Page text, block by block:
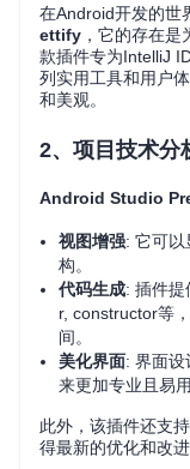
在Android开发的
ettify ，它的存在
款插件专为IntelliJ
列实用工具和用户
和美观。
2、项目技术分
Android Studio
视图增强: 它可
构。
代码生成: 插件
r, constructor等
间。
美化界面: 界面设
来更加专业且易用
此外，该插件还支
得最新的优化和改进